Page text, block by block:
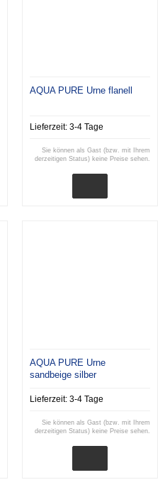
AQUA PURE Urne flanell
Lieferzeit:3-4 Tage
Sie können als Gast (bzw. mit Ihrem
derzeitigen Status) keine Preise sehen.
AQUA PURE Urne
sandbeige silber
Lieferzeit:3-4 Tage
Sie können als Gast (bzw. mit Ihrem
derzeitigen Status) keine Preise sehen.